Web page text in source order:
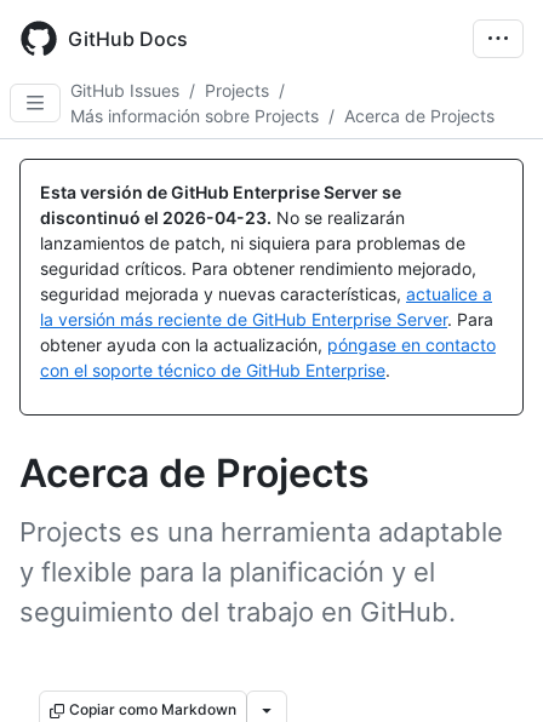
main
content
GitHub Docs
GitHub Issues / Projects /
Más información sobre Projects / Acerca de Projects
Esta versión de GitHub Enterprise Server se
discontinuó el 2026-04-23. No se realizarán
lanzamientos de patch, ni siquiera para problemas de
seguridad críticos. Para obtener rendimiento mejorado,
seguridad mejorada y nuevas características, actualice a
la versión más reciente de GitHub Enterprise Server. Para
obtener ayuda con la actualización, póngase en contacto
con el soporte técnico de GitHub Enterprise.
Acerca de Projects
Projects es una herramienta adaptable
y flexible para la planificación y el
seguimiento del trabajo en GitHub.
Copiar como Markdown